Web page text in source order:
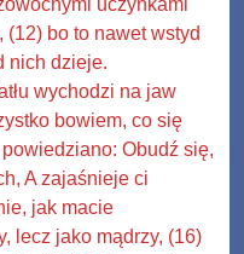
uczynkami
bo to nawet wstyd
nich dzieje.
wychodzi na jaw
bowiem, co się
Obudź się,
A zajaśnieje ci
jak macie
lecz jako mądrzy, (16)